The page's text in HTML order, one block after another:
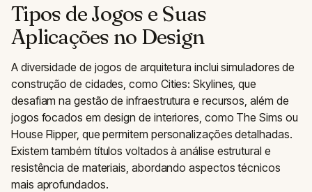
Tipos de Jogos e Suas
Aplicações no Design
A diversidade de jogos de arquitetura inclui simuladores de
construção de cidades, como Cities: Skylines, que
desafiam na gestão de infraestrutura e recursos, além de
jogos focados em design de interiores, como The Sims ou
House Flipper, que permitem personalizações detalhadas.
Existem também títulos voltados à análise estrutural e
resistência de materiais, abordando aspectos técnicos
mais aprofundados.